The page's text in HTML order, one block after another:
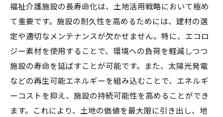
福祉介護施設の長寿命化は、土地活用戦略において極め
て重要です。施設の耐久性を高めるためには、建材の選
定や適切なメンテナンスが欠かせません。特に、エコロ
ジー素材を使用することで、環境への負荷を軽減しつつ
施設の寿命を延ばすことが可能です。また、太陽光発電
などの再生可能エネルギーを組み込むことで、エネルギ
ーコストを抑え、施設の持続可能性を高めることができ
ます。これにより、土地の価値を最大限に引き出し、地